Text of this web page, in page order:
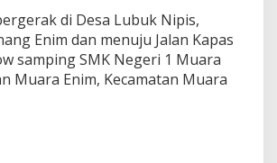
a
E
n
i
m
di Desa Lubuk Nipis,
Enim dan menuju Jalan Kapas
samping SMK Negeri 1 Muara
Muara Enim, Kecamatan Muara